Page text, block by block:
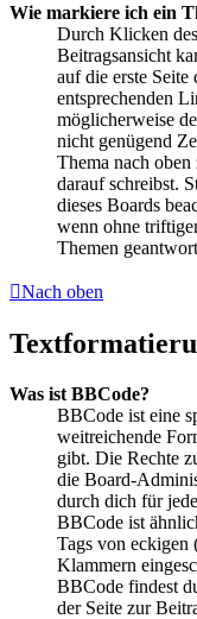
Wie markiere ich ein
Durch Klicken
Beitragsansicht
auf die erste Seite
entsprechenden
möglicherweise
nicht genügend
Thema nach
darauf schreibst.
dieses Boards
wenn ohne
Themen
Nach oben
Was ist BBCode?
BBCode ist eine
weitreichende
gibt. Die Rechte
die Board-
durch dich für
BBCode ist
Tags von eckigen
Klammern
BBCode findest
der Seite zur